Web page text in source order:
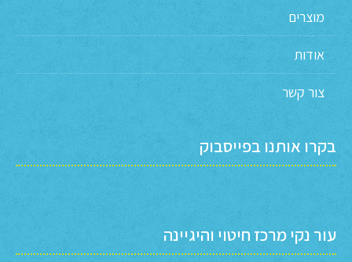
מוצרים
אודות
צור קשר
בקרו אותנו בפייסבוק
עור נקי מרכז חיטוי והיגיינה